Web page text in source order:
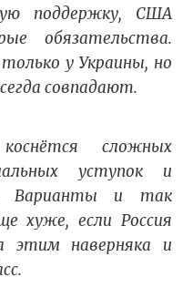
поддержку, США
обязательства.
у Украины, но
совпадают.
сложных
уступок и
Варианты и так
хуже, если Россия
этим наверняка и